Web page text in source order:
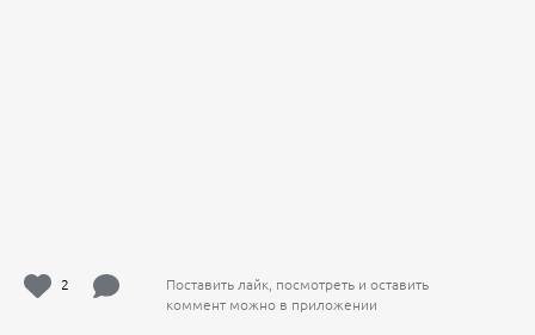
2
Поставить лайк, посмотреть и оставить
коммент можно в приложении